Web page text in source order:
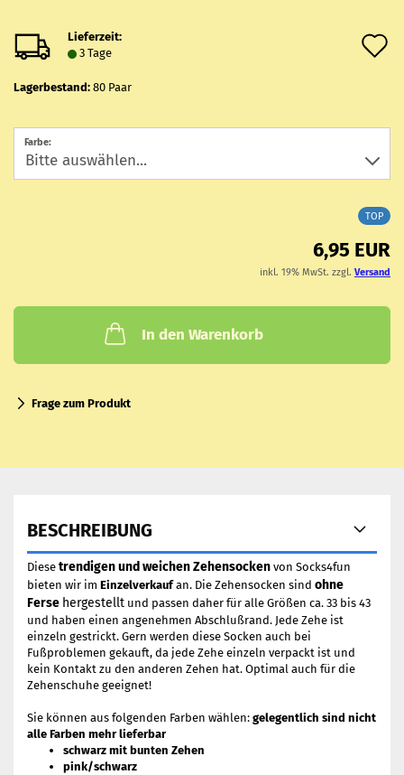
Lieferzeit:
3 Tage
Lagerbestand: 80 Paar
Farbe:
TOP
6,95 EUR
inkl. 19% MwSt. zzgl. Versand
In den Warenkorb
Frage zum Produkt
BESCHREIBUNG
Diese trendigen und weichen Zehensocken von Socks4fun
bieten wir im Einzelverkaufan. Die Zehensocken sind ohne
Ferse hergestellt und passen daher für alle Größen ca. 33 bis 43
und haben einen angenehmen Abschlußrand. Jede Zehe ist
einzeln gestrickt. Gern werden diese Socken auch bei
Fußproblemen gekauft, da jede Zehe einzeln verpackt ist und
kein Kontakt zu den anderen Zehen hat. Optimal auch für die
Zehenschuhe geeignet!
Sie können aus folgenden Farben wählen: gelegentlich sind nicht
alle Farben mehr lieferbar
schwarz mit bunten Zehen
pink/schwarz